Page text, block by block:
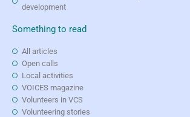
development
Something to read
All articles
Open calls
Local activities
VOICES magazine
Volunteers in VCS
Volunteering stories